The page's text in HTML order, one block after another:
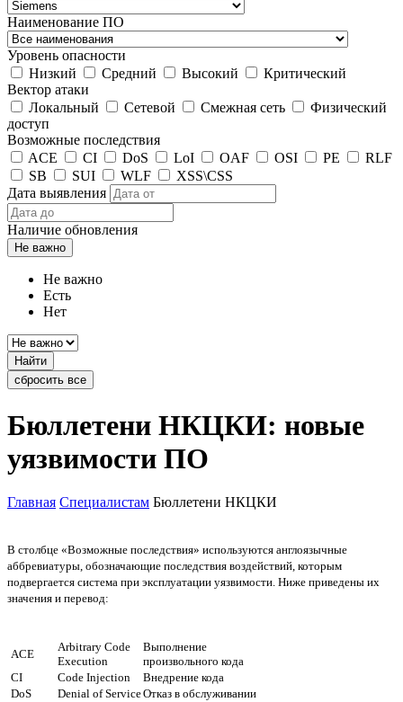
Наименование ПО
Уровень опасности
Низкий
Средний Высокий
Критический
Вектор атаки
Локальный
Сетевой Смежная сеть
Физический
доступ
Возможные последствия
ACE
CI DoS LoI OAF OSI PE
RLF
SB
SUI WLF
XSS\CSS
Дата выявления
Наличие обновления
Не важно
Не важно
Есть
Нет
Найти
сбросить все
Бюллетени НКЦКИ: новые
уязвимости ПО
Главная Специалистам Бюллетени НКЦКИ
В столбце «Возможные последствия» используются англоязычные
аббревиатуры, обозначающие последствия воздействий, которым
подвергается система при эксплуатации уязвимости. Ниже приведены их
значения и перевод:
ACE
Arbitrary Code
Execution
Выполнение
произвольного кода
CI
Code Injection
Внедрение кода
DoS
Denial of ServiceОтказ в обслуживании